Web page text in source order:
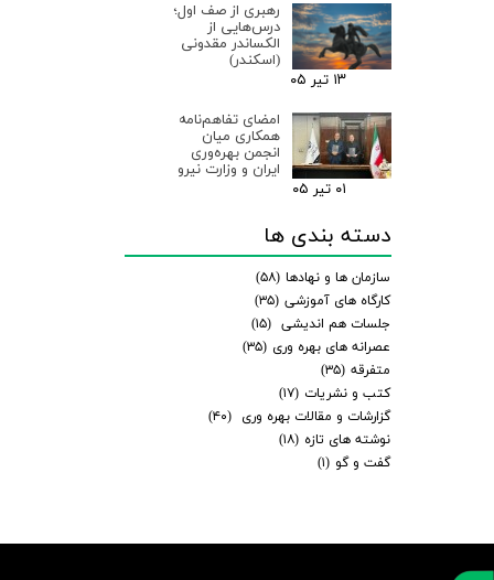
رهبری از صف اول؛
درس‌هایی از
الکساندر مقدونی
(اسکندر)
۱۳ تیر ۰۵
امضای تفاهم‌نامه
همکاری میان
انجمن بهره‌وری
ایران و وزارت نیرو
۰۱ تیر ۰۵
دسته بندی ها
سازمان ها و نهادها (۵۸)
کارگاه های آموزشی (۳۵)
جلسات هم اندیشی (۱۵)
عصرانه های بهره وری (۳۵)
متفرقه (۳۵)
کتب و نشریات (۱۷)
گزارشات و مقالات بهره وری
(۴۰)
نوشته های تازه (۱۸)
گفت و گو (۱)